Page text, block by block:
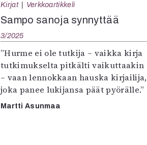
Kirjat Verkkoartikkeli
Sampo sanoja synnyttää
3/2025
”Hurme ei ole tutkija – vaikka kirja
tutkimukselta pitkälti vaikuttaakin
– vaan lennokkaan hauska kirjailija,
joka panee lukijansa päät pyörälle.”
Martti Asunmaa